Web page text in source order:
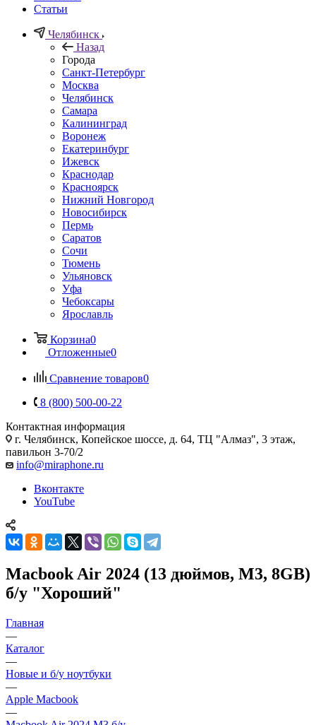
Статьи
Челябинск
Назад
Города
Санкт-Петербург
Москва
Челябинск
Самара
Калининград
Воронеж
Екатеринбург
Ижевск
Краснодар
Красноярск
Нижний Новгород
Новосибирск
Пермь
Саратов
Сочи
Тюмень
Ульяновск
Уфа
Чебоксары
Ярославль
Корзина0
Отложенные0
Сравнение товаров0
8 (800) 500-00-22
Контактная информация
г. Челябинск, Копейское шоссе, д. 64, ТЦ "Алмаз", 3 этаж,
павильон 3-70/2
info@miraphone.ru
Вконтакте
YouTube
Macbook Air 2024 (13 дюймов, M3, 8GB)
б/у "Хороший"
Главная
—
Каталог
—
Новые и б/у ноутбуки
—
Apple Macbook
—